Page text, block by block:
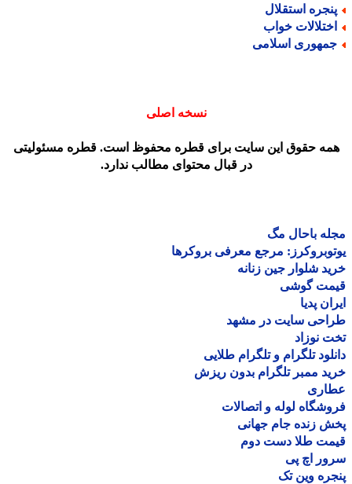
استقلال
خواب
اسلامی
نسخه اصلی
حقوق این سایت برای قطره محفوظ است. قطره مسئولیتی
در قبال محتوای مطالب ندارد.
باحال مگ
مرجع معرفی بروکرها
شلوار جین زنانه
گوشی
پدیا
سایت در مشهد
نوزاد
تلگرام و تلگرام طلایی
ممبر تلگرام بدون ریزش
لوله و اتصالات
زنده جام جهانی
طلا دست دوم
اچ پی
وین تک